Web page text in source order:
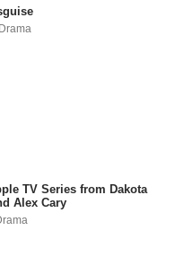
Drama
TV Series from Dakota
Alex Cary